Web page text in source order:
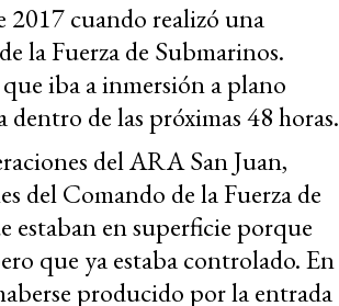
2017 cuando realizó una
la Fuerza de Submarinos.
iba a inmersión a plano
de las próximas 48 horas.
del ARA San Juan,
del Comando de la Fuerza de
en superficie porque
que ya estaba controlado. En
producido por la entrada